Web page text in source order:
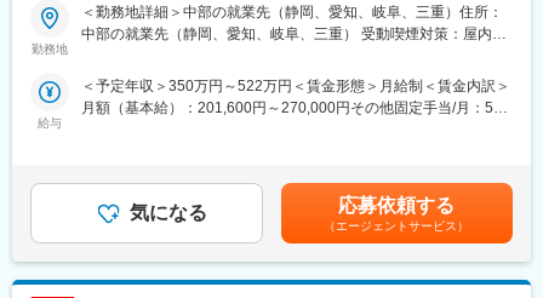
■仕事内容
大手メーカーの工場内にて、データ入力を中心とした事務サポー
＜具体的には＞
以下のようなサポート業務を担当いただきます。
・スケジュール調整
・部材・在庫管理のサポート
・設計部門の事務サポート など
業務はシンプルなものからお任せするため、PCの基本操作ができ
れば問題ありません。
勤務地
＜勤務地詳細＞中部の就業先（静岡、愛知、岐阜、三重）住所：
中部の就業先（静岡、愛知、岐阜、三重） 受動喫煙対策：屋内全
給与
＜予定年収＞350万円～522万円＜賃金形態＞月給制＜賃金内訳＞
月額（基本給）：201,600円～270,000円その他固定手当/月：500
を通じて上下する可能性があります。月給(月額)は固定手当を含め
た表記です。気になる 応募依頼する
（エージェントサービス）